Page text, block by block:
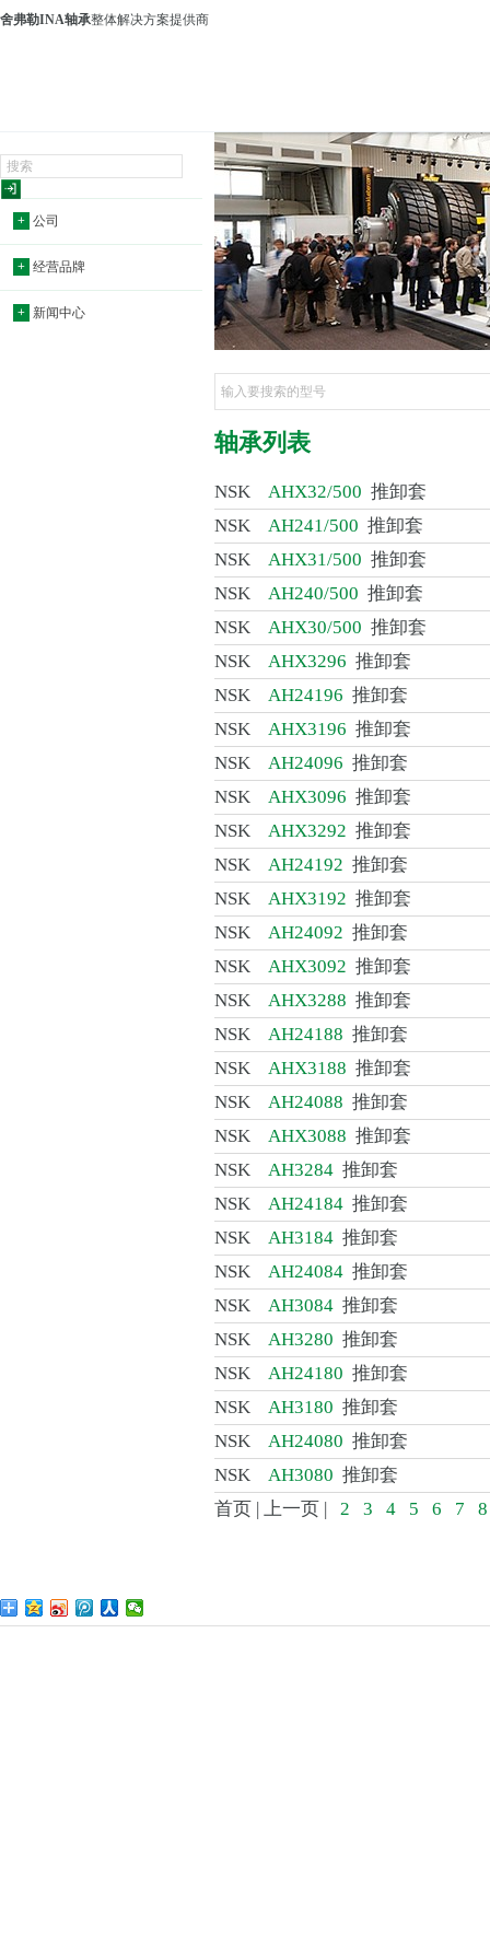
舍弗勒INA轴承整体解决方案提供商
+ 公司
+ 经营品牌
+ 新闻中心
轴承列表
NSK AHX32/500 推卸套
NSK
AH241/500 推卸套
NSK
AHX31/500 推卸套
NSK
AH240/500 推卸套
NSK
AHX30/500 推卸套
NSK
AHX3296 推卸套
NSK
AH24196 推卸套
NSK
AHX3196 推卸套
NSK
AH24096 推卸套
NSK
AHX3096 推卸套
NSK
AHX3292 推卸套
NSK
AH24192 推卸套
NSK
AHX3192 推卸套
NSK
AH24092 推卸套
NSK
AHX3092 推卸套
NSK
AHX3288 推卸套
NSK
AH24188 推卸套
NSK
AHX3188 推卸套
NSK
AH24088 推卸套
NSK
AHX3088 推卸套
NSK
AH3284 推卸套
NSK
AH24184 推卸套
NSK
AH3184 推卸套
NSK
AH24084 推卸套
NSK
AH3084 推卸套
NSK
AH3280 推卸套
NSK
AH24180 推卸套
NSK
AH3180 推卸套
NSK
AH24080 推卸套
NSK
AH3080 推卸套
首页 | 上一页 |
2 3 4 5 6 7 8